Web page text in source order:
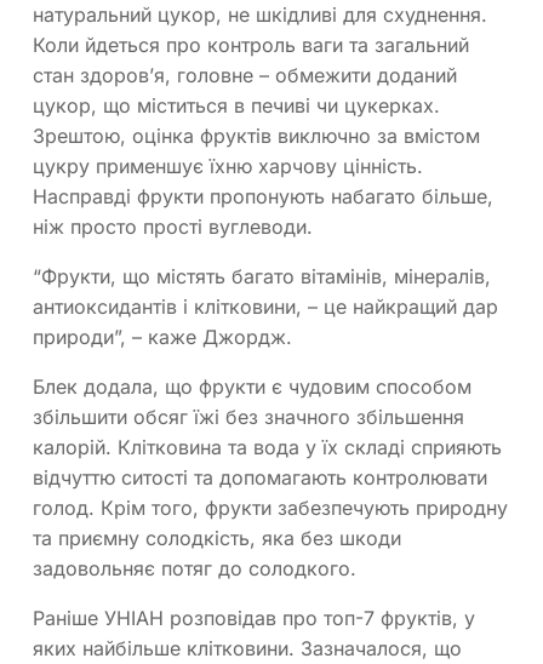
натуральний цукор, не шкідливі для схуднення.
Коли йдеться про контроль ваги та загальний
стан здоров’я, головне – обмежити доданий
цукор, що міститься в печиві чи цукерках.
Зрештою, оцінка фруктів виключно за вмістом
цукру применшує їхню харчову цінність.
Насправді фрукти пропонують набагато більше,
ніж просто прості вуглеводи.
“Фрукти, що містять багато вітамінів, мінералів,
антиоксидантів і клітковини, – це найкращий дар
природи”, – каже Джордж.
Блек додала, що фрукти є чудовим способом
збільшити обсяг їжі без значного збільшення
калорій. Клітковина та вода у їх складі сприяють
відчуттю ситості та допомагають контролювати
голод. Крім того, фрукти забезпечують природну
та приємну солодкість, яка без шкоди
задовольняє потяг до солодкого.
Раніше УНІАН розповідав про топ-7 фруктів, у
яких найбільше клітковини. Зазначалося, що